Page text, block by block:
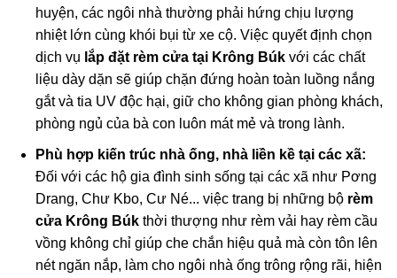
huyện, các ngôi nhà thường phải hứng chịu lượng
nhiệt lớn cùng khói bụi từ xe cộ. Việc quyết định chọn
dịch vụ lắp đặt rèm cửa tại Krông Búk với các chất
liệu dày dặn sẽ giúp chặn đứng hoàn toàn luồng nắng
gắt và tia UV độc hại, giữ cho không gian phòng khách,
phòng ngủ của bà con luôn mát mẻ và trong lành.
Phù hợp kiến trúc nhà ống, nhà liền kề tại các xã:
Đối với các hộ gia đình sinh sống tại các xã như Pơng
Drang, Chư Kbo, Cư Né... việc trang bị những bộ rèm
cửa Krông Búk thời thượng như rèm vải hay rèm cầu
vồng không chỉ giúp che chắn hiệu quả mà còn tôn lên
nét ngăn nắp, làm cho ngôi nhà ống trông rộng rãi, hiện